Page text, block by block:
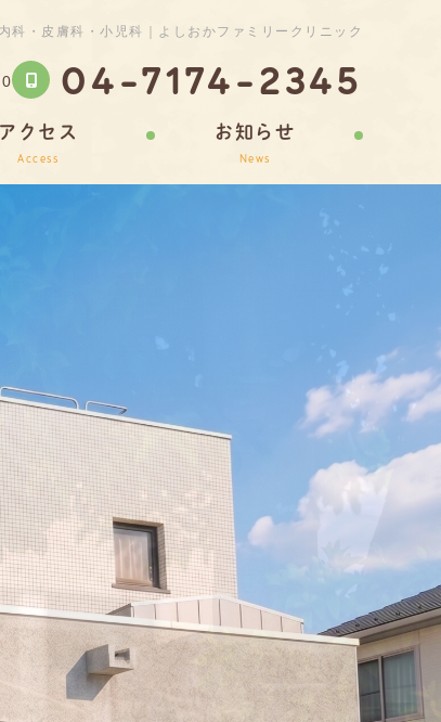
科・皮膚科・小児科｜よしおかファミリークリニック
04-7174-2345
アクセス
Access
お知らせ
News